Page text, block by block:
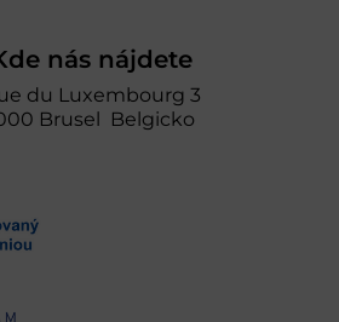
nás nájdete
du Luxembourg 3
Brusel Belgicko